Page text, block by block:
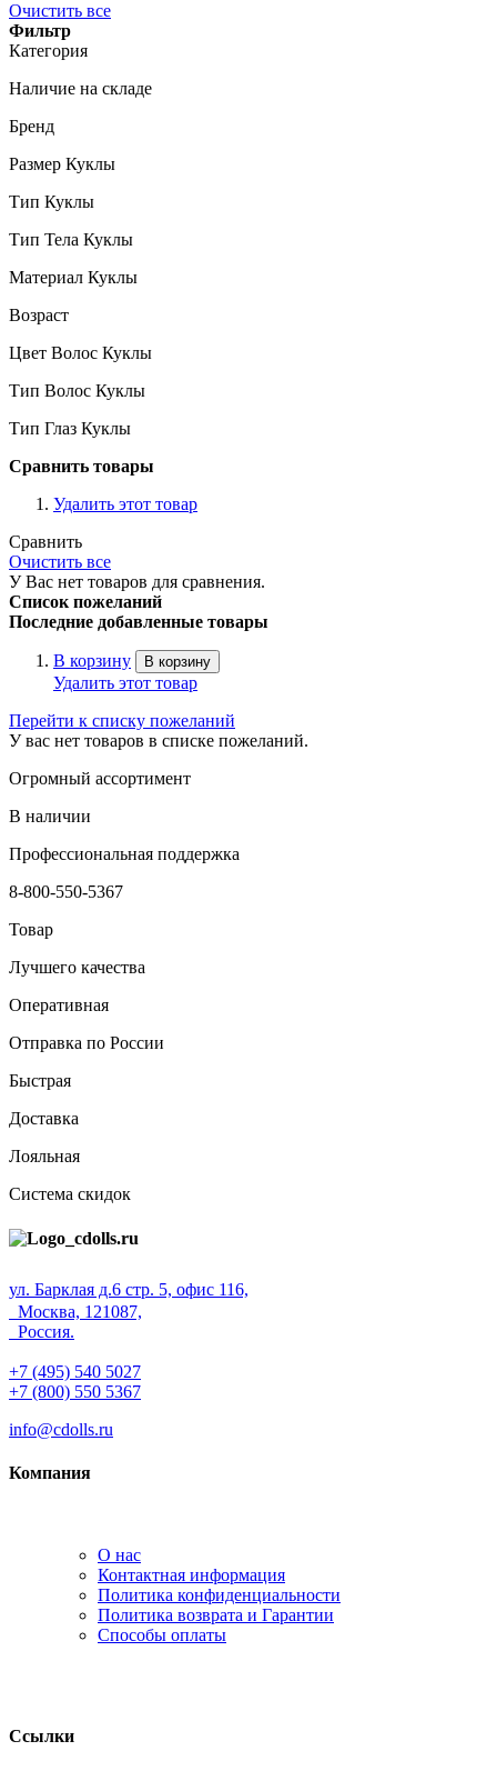
Очистить все
Фильтр
Категория
Наличие на складе
Бренд
Размер Куклы
Тип Куклы
Тип Тела Куклы
Материал Куклы
Возраст
Цвет Волос Куклы
Тип Волос Куклы
Тип Глаз Куклы
Сравнить товары
Удалить этот товар
Сравнить
Очистить все
У Вас нет товаров для сравнения.
Список пожеланий
Последние добавленные товары
В корзину В корзину
Удалить этот товар
Перейти к списку пожеланий
У вас нет товаров в списке пожеланий.
Огромный ассортимент
В наличии
Профессиональная поддержка
8-800-550-5367
Товар
Лучшего качества
Оперативная
Отправка по России
Быстрая
Доставка
Лояльная
Система скидок
ул. Барклая д.6 стр. 5, офис 116,
Москва, 121087,
Россия.
+7 (495) 540 5027
+7 (800) 550 5367
info@cdolls.ru
Компания
О нас
Контактная информация
Политика конфиденциальности
Политика возврата и Гарантии
Способы оплаты
Ссылки